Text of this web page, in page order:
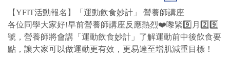
【YFIT活動報名】「運動飲食妙計」 營養師講座
各位同學大家好!早前營養師講座反應熱烈❤️嚟緊9️⃣月2️⃣9️⃣
號，營養師將會講「運動飲食妙計」了解運動前中後飲食要
點，讓大家可以做運動更有效，更易達至增肌減重目標！